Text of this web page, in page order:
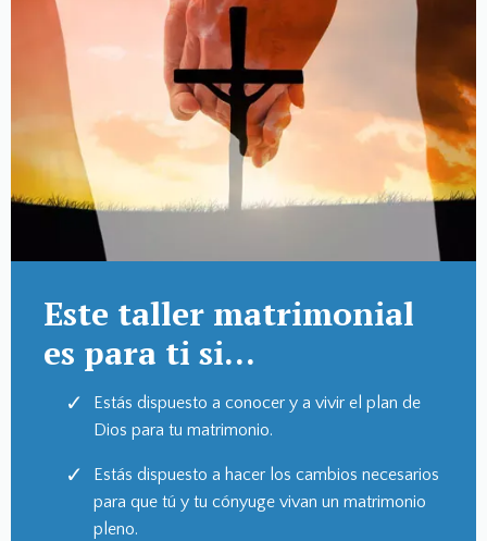
Este taller matrimonial
es para ti si...
Estás dispuesto a conocer y a vivir el plan de
Dios para tu matrimonio.
Estás dispuesto a hacer los cambios necesarios
para que tú y tu cónyuge vivan un matrimonio
pleno.